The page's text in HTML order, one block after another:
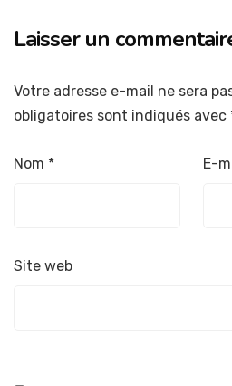
Laisser un
Votre adresse e-mail ne sera
obligatoires sont indiqués avec
Nom * E-
Site web